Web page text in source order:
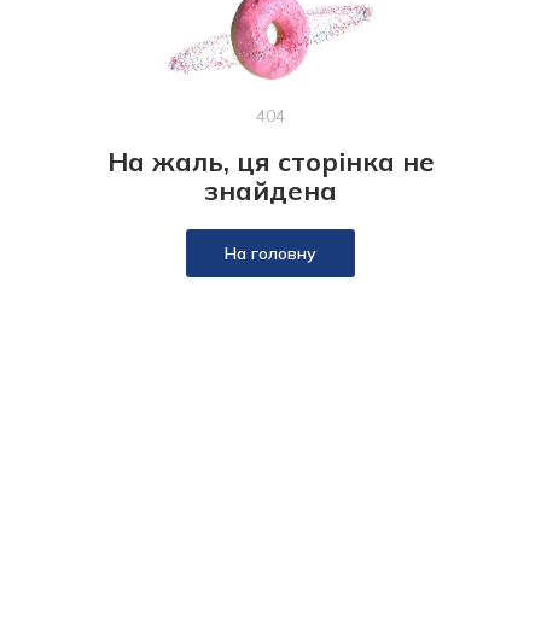
404
На жаль, ця сторінка не
знайдена
На головну